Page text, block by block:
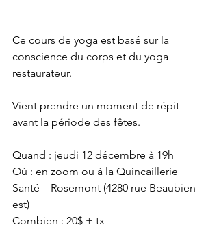
Ce cours de yoga est basé sur la
conscience du corps et du yoga
restaurateur.
Vient prendre un moment de répit
avant la période des fêtes.
Quand : jeudi 12 décembre à 19h
Où : en zoom ou à la Quincaillerie
Santé – Rosemont (4280 rue Beaubien
est)
Combien : 20$ + tx